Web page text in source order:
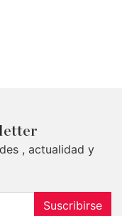
, actualidad y
Suscribirse